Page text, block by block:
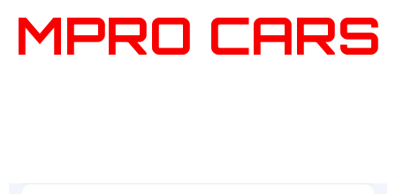
MPRO CARS